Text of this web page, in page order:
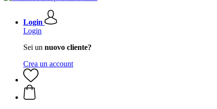
Login
Login
Sei un nuovo cliente?
Crea un account